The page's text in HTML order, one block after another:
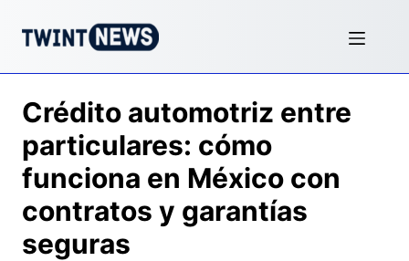
Crédito automotriz entre
particulares: cómo
funciona en México con
contratos y garantías
seguras